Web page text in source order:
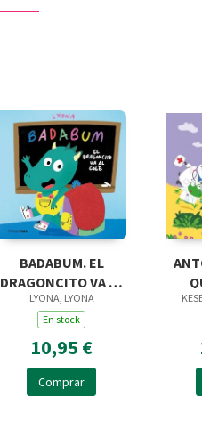
BADABUM. EL
DRAGONCITO VA AL
COLE
LYONA, LYONA
En stock
10,95 €
Comprar